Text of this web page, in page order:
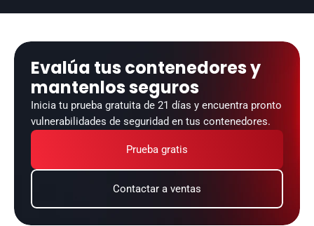
Evalúa tus contenedores y
mantenlos seguros
Inicia tu prueba gratuita de 21 días y encuentra pronto
vulnerabilidades de seguridad en tus contenedores.
Prueba gratis
Contactar a ventas